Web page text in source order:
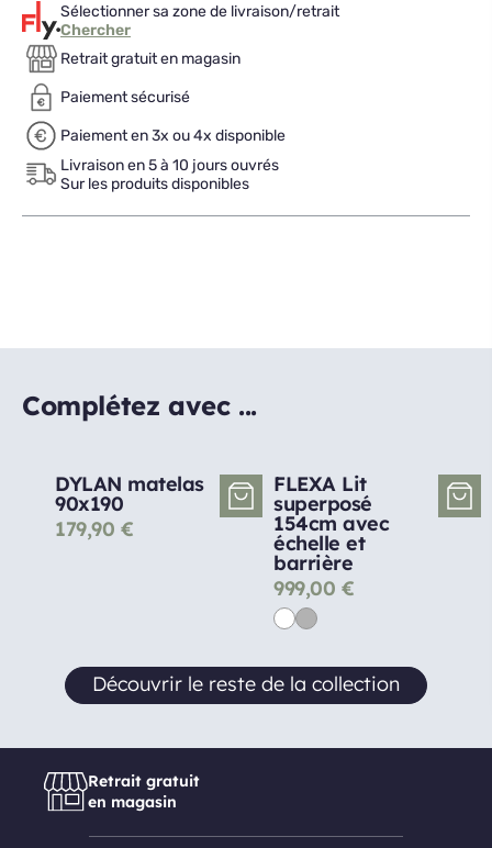
Sélectionner sa zone de livraison/retrait
Chercher
Retrait gratuit en magasin
Paiement sécurisé
Paiement en 3x ou 4x disponible
Livraison en 5 à 10 jours ouvrés
Sur les produits disponibles
Complétez avec ...
DYLAN matelas
90x190
179,90 €
FLEXA Lit
superposé
154cm avec
échelle et
barrière
999,00 €
Découvrir le reste de la collection
Retrait gratuit
en magasin